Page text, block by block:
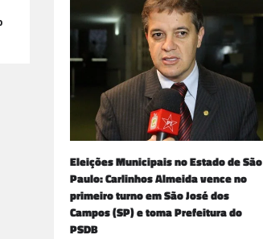
Eleições Municipais no Estado de São
Paulo: Carlinhos Almeida vence no
primeiro turno em São José dos
Campos (SP) e toma Prefeitura do
PSDB